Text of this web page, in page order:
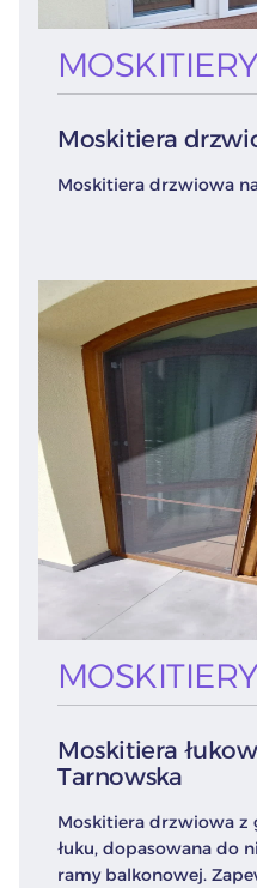
MOSKITIERY
Moskitiera
Moskitiera drzwiowa
MOSKITIERY
Moskitiera
Tarnowska
Moskitiera drzwiowa z
łuku, dopasowana do
ramy balkonowej.